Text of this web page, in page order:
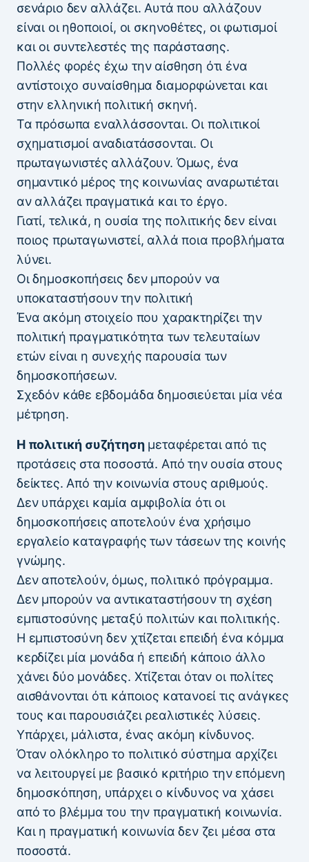
σενάριο δεν αλλάζει. Αυτά που αλλάζουν
είναι οι ηθοποιοί, οι σκηνοθέτες, οι φωτισμοί
και οι συντελεστές της παράστασης.
Πολλές φορές έχω την αίσθηση ότι ένα
αντίστοιχο συναίσθημα διαμορφώνεται και
στην ελληνική πολιτική σκηνή.
Τα πρόσωπα εναλλάσσονται. Οι πολιτικοί
σχηματισμοί αναδιατάσσονται. Οι
πρωταγωνιστές αλλάζουν. Όμως, ένα
σημαντικό μέρος της κοινωνίας αναρωτιέται
αν αλλάζει πραγματικά και το έργο.
Γιατί, τελικά, η ουσία της πολιτικής δεν είναι
ποιος πρωταγωνιστεί, αλλά ποια προβλήματα
λύνει.
Οι δημοσκοπήσεις δεν μπορούν να
υποκαταστήσουν την πολιτική
Ένα ακόμη στοιχείο που χαρακτηρίζει την
πολιτική πραγματικότητα των τελευταίων
ετών είναι η συνεχής παρουσία των
δημοσκοπήσεων.
Σχεδόν κάθε εβδομάδα δημοσιεύεται μία νέα
μέτρηση.
Η πολιτική συζήτησημεταφέρεται από τις
προτάσεις στα ποσοστά. Από την ουσία στους
δείκτες. Από την κοινωνία στους αριθμούς.
Δεν υπάρχει καμία αμφιβολία ότι οι
δημοσκοπήσεις αποτελούν ένα χρήσιμο
εργαλείο καταγραφής των τάσεων της κοινής
γνώμης.
Δεν αποτελούν, όμως, πολιτικό πρόγραμμα.
Δεν μπορούν να αντικαταστήσουν τη σχέση
εμπιστοσύνης μεταξύ πολιτών και πολιτικής.
Η εμπιστοσύνη δεν χτίζεται επειδή ένα κόμμα
κερδίζει μία μονάδα ή επειδή κάποιο άλλο
χάνει δύο μονάδες. Χτίζεται όταν οι πολίτες
αισθάνονται ότι κάποιος κατανοεί τις ανάγκες
τους και παρουσιάζει ρεαλιστικές λύσεις.
Υπάρχει, μάλιστα, ένας ακόμη κίνδυνος.
Όταν ολόκληρο το πολιτικό σύστημα αρχίζει
να λειτουργεί με βασικό κριτήριο την επόμενη
δημοσκόπηση, υπάρχει ο κίνδυνος να χάσει
από το βλέμμα του την πραγματική κοινωνία.
Και η πραγματική κοινωνία δεν ζει μέσα στα
ποσοστά.